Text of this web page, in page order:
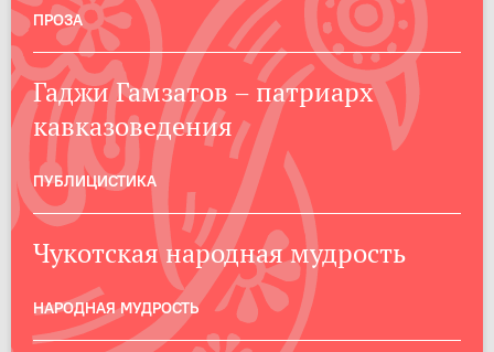
ПРОЗА
Гаджи Гамзатов – патриарх
кавказоведения
ПУБЛИЦИСТИКА
Чукотская народная мудрость
НАРОДНАЯ МУДРОСТЬ